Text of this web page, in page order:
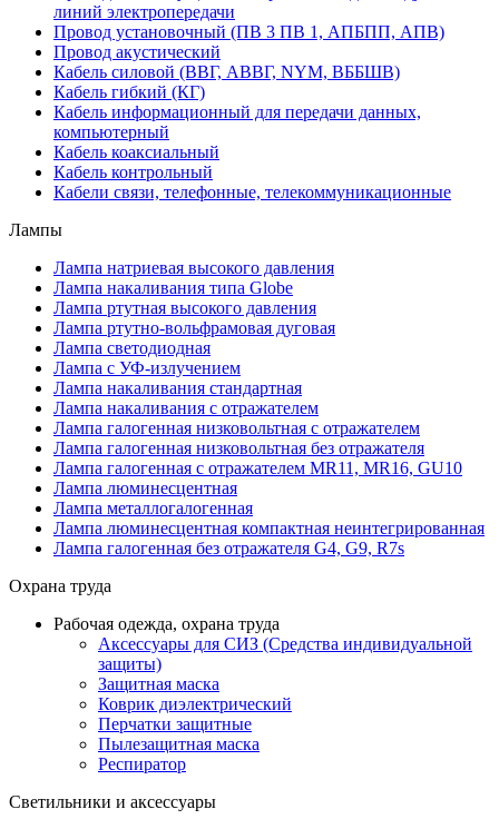
линий электропередачи
Провод установочный (ПВ 3 ПВ 1, АПБПП, АПВ)
Провод акустический
Кабель силовой (ВВГ, АВВГ, NYM, ВББШВ)
Кабель гибкий (КГ)
Кабель информационный для передачи данных,
компьютерный
Кабель коаксиальный
Кабель контрольный
Кабели связи, телефонные, телекоммуникационные
Лампы
Лампа натриевая высокого давления
Лампа накаливания типа Globe
Лампа ртутная высокого давления
Лампа ртутно-вольфрамовая дуговая
Лампа светодиодная
Лампа с УФ-излучением
Лампа накаливания стандартная
Лампа накаливания с отражателем
Лампа галогенная низковольтная с отражателем
Лампа галогенная низковольтная без отражателя
Лампа галогенная с отражателем MR11, MR16, GU10
Лампа люминесцентная
Лампа металлогалогенная
Лампа люминесцентная компактная неинтегрированная
Лампа галогенная без отражателя G4, G9, R7s
Охрана труда
Рабочая одежда, охрана труда
Аксессуары для СИЗ (Средства индивидуальной
защиты)
Защитная маска
Коврик диэлектрический
Перчатки защитные
Пылезащитная маска
Респиратор
Светильники и аксессуары